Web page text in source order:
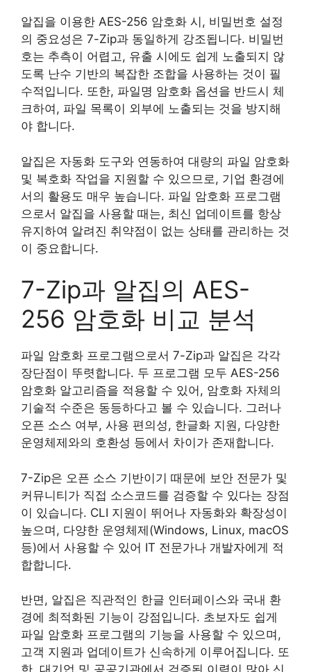
알집을 이용한 AES-256 암호화 시, 비밀번호 설정
의 중요성은 7-Zip과 동일하게 강조됩니다. 비밀번
호는 추측이 어렵고, 유출 시에도 쉽게 노출되지 않
도록 난수 기반의 복잡한 조합을 사용하는 것이 필
수적입니다. 또한, 파일명 암호화 옵션을 반드시 체
크하여, 파일 목록이 외부에 노출되는 것을 방지해
야 합니다.
알집은 자동화 도구와 연동하여 대량의 파일 암호화
및 복호화 작업을 지원할 수 있으므로, 기업 환경에
서의 활용도 매우 높습니다. 파일 암호화 프로그램
으로서 알집을 사용할 때는, 최신 업데이트를 항상
유지하여 알려진 취약점이 없는 상태를 관리하는 것
이 중요합니다.
7-Zip과 알집의 AES-
256 암호화 비교 분석
파일 암호화 프로그램으로서 7-Zip과 알집은 각각
장단점이 뚜렷합니다. 두 프로그램 모두 AES-256
암호화 알고리즘을 적용할 수 있어, 암호화 자체의
기술적 수준은 동등하다고 볼 수 있습니다. 그러나
오픈 소스 여부, 사용 편의성, 한글화 지원, 다양한
운영체제와의 호환성 등에서 차이가 존재합니다.
7-Zip은 오픈 소스 기반이기 때문에 보안 전문가 및
커뮤니티가 직접 소스코드를 검증할 수 있다는 장점
이 있습니다. CLI 지원이 뛰어나 자동화와 확장성이
높으며, 다양한 운영체제(Windows, Linux, macOS
등)에서 사용할 수 있어 IT 전문가나 개발자에게 적
합합니다.
반면, 알집은 직관적인 한글 인터페이스와 국내 환
경에 최적화된 기능이 강점입니다. 초보자도 쉽게
파일 암호화 프로그램의 기능을 사용할 수 있으며,
고객 지원과 업데이트가 신속하게 이루어집니다. 또
한, 대기업 및 공공기관에서 검증된 이력이 많아 신